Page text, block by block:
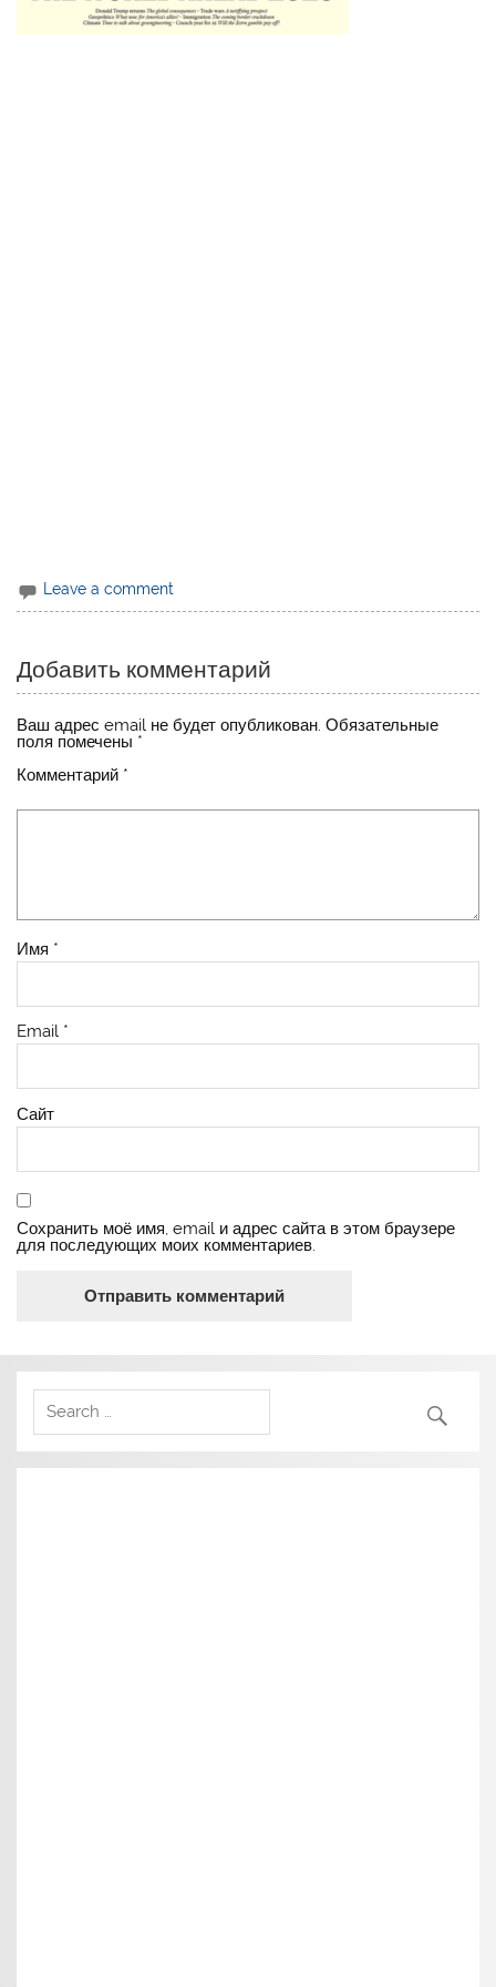
Leave a comment
Добавить комментарий
Ваш адрес email не будет опубликован. Обязательные
поля помечены *
Комментарий *
Имя *
Email *
Сайт
Сохранить моё имя, email и адрес сайта в этом браузере
для последующих моих комментариев.